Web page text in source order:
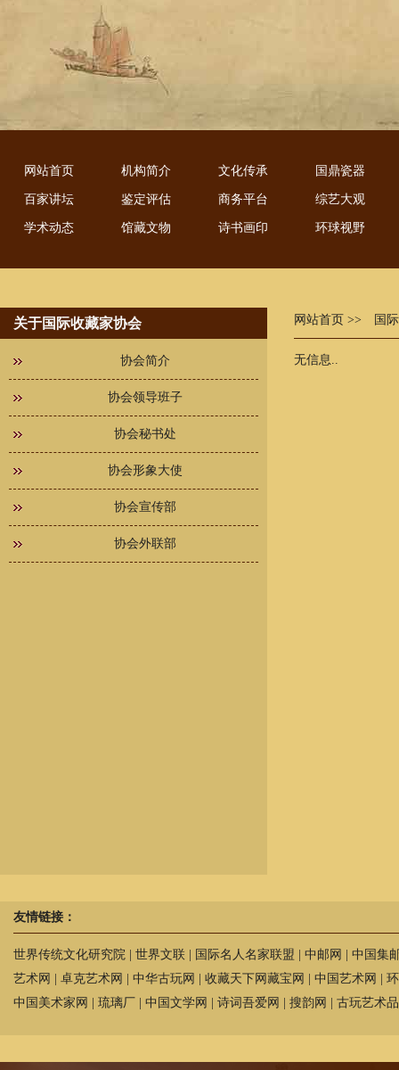
网站首页 机构简介 文化传承 国鼎瓷器
百家讲坛 鉴定评估 商务平台 综艺大观
学术动态 馆藏文物 诗书画印 环球视野
关于国际收藏家协会
协会简介
协会领导班子
协会秘书处
协会形象大使
协会宣传部
协会外联部
网站首页 >> 国际
无信息..
友情链接：
世界传统文化研究院 世界文联 国际名人名家联盟 中邮网
中国集
艺术网
卓克艺术网 中华古玩网 收藏天下网藏宝网 中国艺术网
中国美术家网
琉璃厂 中国文学网 诗词吾爱网 搜韵网 古玩艺术